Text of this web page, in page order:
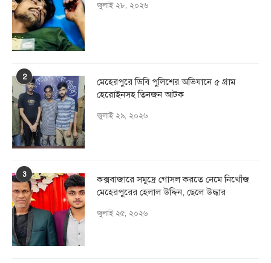
জুলাই ২৮, ২০২৬
2
মেহেরপুরে ডিবি পুলিশের অভিযানে ৫ গ্রাম
হেরোইনসহ তিনজন আটক
জুলাই ২৯, ২০২৬
3
কক্সবাজারে সমুদ্রে গোসল করতে নেমে নিখোঁজ
মেহেরপুরের হেলাল উদ্দিন, ছেলে উদ্ধার
জুলাই ২৫, ২০২৬